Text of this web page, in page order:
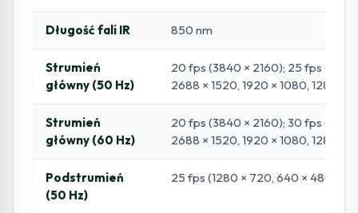
Długość fali IR 850 nm
Strumień
główny (50 Hz)
20 fps (3840 × 2160); 25 fps
2688 × 1520, 1920 × 1080, 1280 ×
Strumień
główny (60 Hz)
20 fps (3840 × 2160); 30 fps
2688 × 1520, 1920 × 1080, 1280 ×
Podstrumień
(50 Hz)
25 fps (1280 × 720, 640 × 480,